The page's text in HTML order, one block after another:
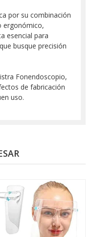
por su combinación
ergonómico,
esencial para
busque precisión
Fonendoscopio,
de fabricación
uso.